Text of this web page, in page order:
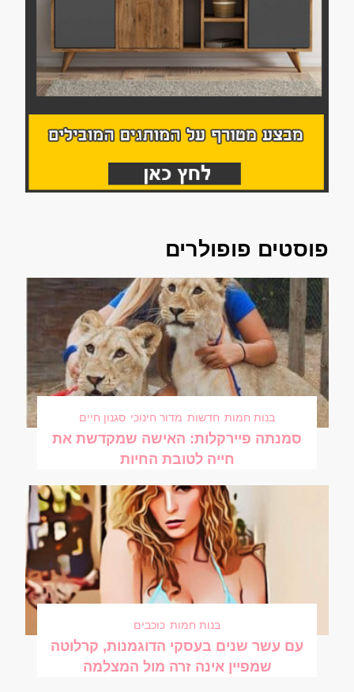
פוסטים פופולרים
בנות חמות חדשות מדור חינוכי סגנון חיים
סמנתה פיירקלות: האישה שמקדשת את
חייה לטובת החיות
בנות חמות כוכבים
עם עשר שנים בעסקי הדוגמנות, קרלוטה
שמפיין אינה זרה מול המצלמה